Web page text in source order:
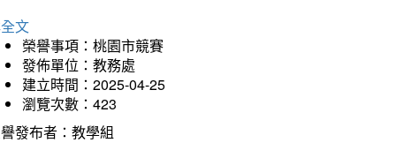
文
榮譽事項：桃園市競賽
發佈單位：教務處
建立時間：2025-04-25
瀏覽次數：423
發布者：教學組